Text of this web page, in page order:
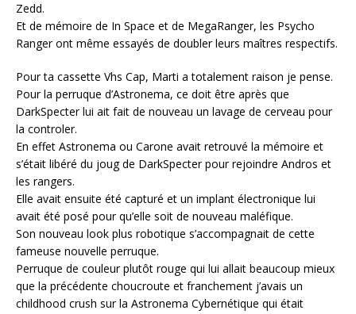
Zedd.
Et de mémoire de In Space et de MegaRanger, les Psycho
Ranger ont même essayés de doubler leurs maîtres respectifs.
Pour ta cassette Vhs Cap, Marti a totalement raison je pense.
Pour la perruque d’Astronema, ce doit être après que
DarkSpecter lui ait fait de nouveau un lavage de cerveau pour
la controler.
En effet Astronema ou Carone avait retrouvé la mémoire et
s’était libéré du joug de DarkSpecter pour rejoindre Andros et
les rangers.
Elle avait ensuite été capturé et un implant électronique lui
avait été posé pour qu’elle soit de nouveau maléfique.
Son nouveau look plus robotique s’accompagnait de cette
fameuse nouvelle perruque.
Perruque de couleur plutôt rouge qui lui allait beaucoup mieux
que la précédente choucroute et franchement j’avais un
childhood crush sur la Astronema Cybernétique qui était